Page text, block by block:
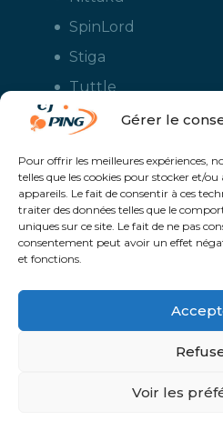
Gérer le
Pour offrir les meilleures expériences,
telles que les cookies pour stocker et/
appareils. Le fait de consentir à ces
traiter des données telles que le
uniques sur ce site. Le fait de ne pas
consentement peut avoir un effet
et fonctions.
Voir les
SpinLord
Stiga
Tuttle
Xiom
le tennis de table - Boutique en ligne
aux écoles et aux pongistes amateurs
housses, chaussures, balles, tables
Un service proposé parSolaris
Avranches | Manche